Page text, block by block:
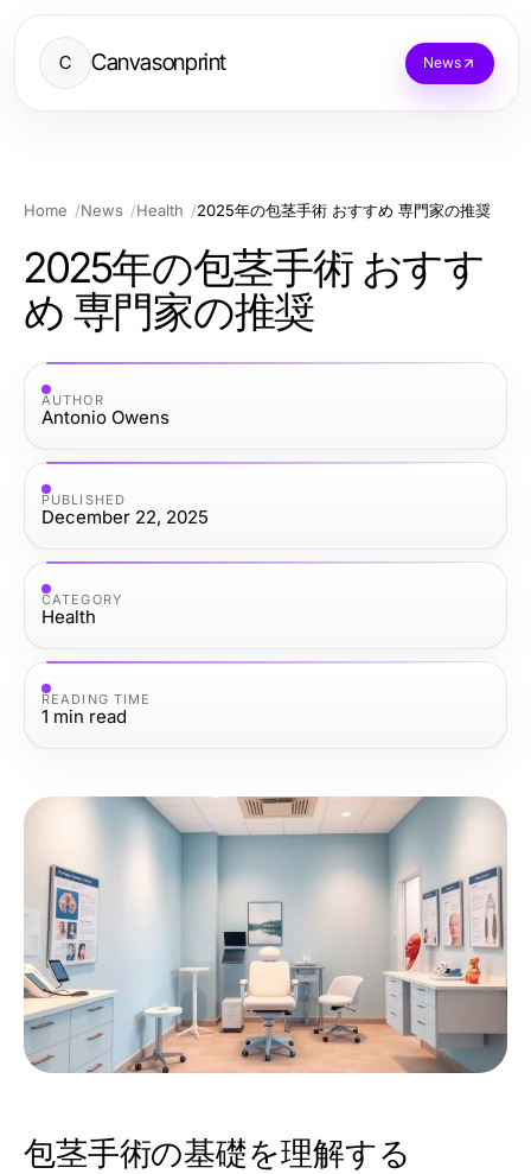
C Canvasonprint News
Home News Health 2025年の包茎手術 おすすめ 専門家の推奨
2025年の包茎手術 おすす
め 専門家の推奨
AUTHOR
Antonio Owens
PUBLISHED
December 22, 2025
CATEGORY
Health
READING TIME
1 min read
包茎手術の基礎を理解する